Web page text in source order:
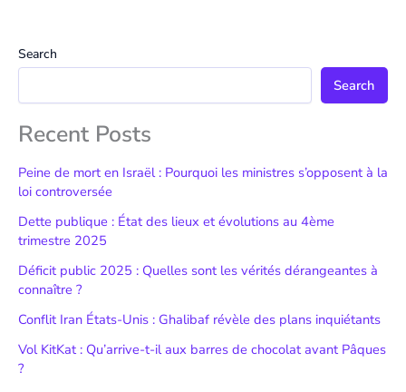
Search
Search
Recent Posts
Peine de mort en Israël : Pourquoi les ministres s’opposent à la
loi controversée
Dette publique : État des lieux et évolutions au 4ème
trimestre 2025
Déficit public 2025 : Quelles sont les vérités dérangeantes à
connaître ?
Conflit Iran États-Unis : Ghalibaf révèle des plans inquiétants
Vol KitKat : Qu’arrive-t-il aux barres de chocolat avant Pâques
?